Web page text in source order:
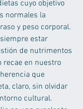
cuyo objetivo
normales la
y peso corporal.
estar
de nutrimentos
recae en nuestro
que
claro, sin olvidar
cultural.